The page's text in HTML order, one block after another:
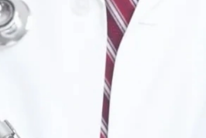
алкоголизма на дому
алкоголизма уколом
алкоголизма вшиванием ампулы
Двойной Блок
от алкоголизма
от алкоголизма Эспераль
по методу Довженко
Реабилитации алкоголиков
Реабилитация наркозависимых
Лечение алкоголизма с психологом
Лечение анорексии
Лечение бессонницы
Лечение бессонницы у пожилых людей
Лечение бессонницы у женщин
Лечение биполярного расстройства
Лечение дисморфофобии
Лечение игромании
Фотогалерея
Лицензии и
Отзывы
Цены
Контакты